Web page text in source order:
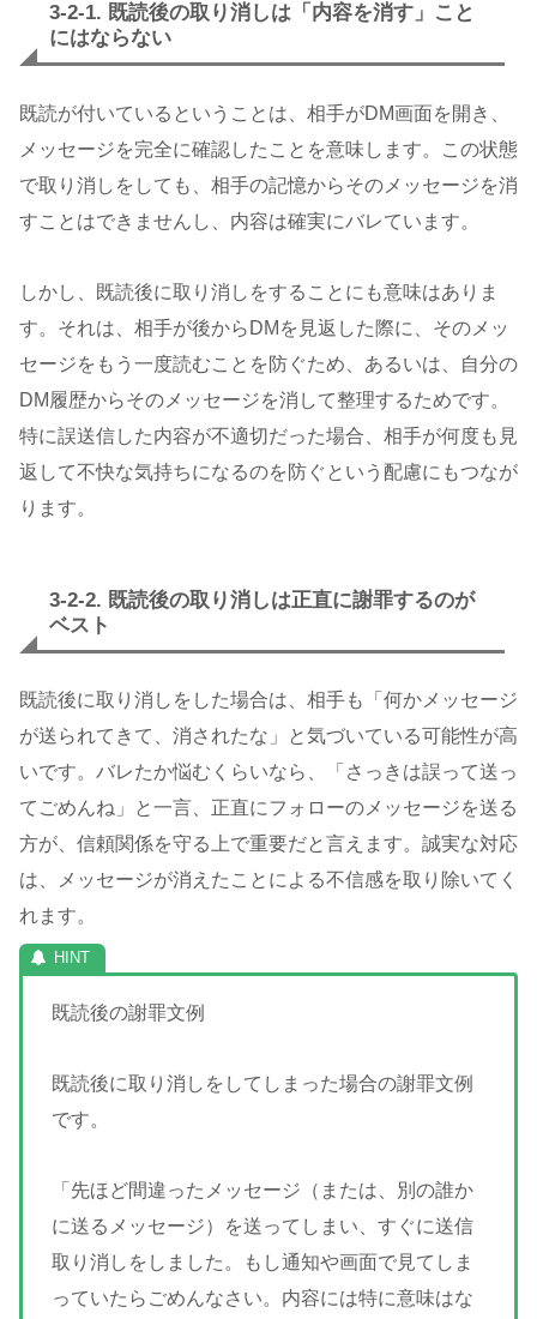
3-2-1. 既読後の取り消しは「内容を消す」こと
にはならない
既読が付いているということは、相手がDM画面を開き、
メッセージを完全に確認したことを意味します。この状態
で取り消しをしても、相手の記憶からそのメッセージを消
すことはできませんし、内容は確実にバレています。
しかし、既読後に取り消しをすることにも意味はありま
す。それは、相手が後からDMを見返した際に、そのメッ
セージをもう一度読むことを防ぐため、あるいは、自分の
DM履歴からそのメッセージを消して整理するためです。
特に誤送信した内容が不適切だった場合、相手が何度も見
返して不快な気持ちになるのを防ぐという配慮にもつなが
ります。
3-2-2. 既読後の取り消しは正直に謝罪するのが
ベスト
既読後に取り消しをした場合は、相手も「何かメッセージ
が送られてきて、消されたな」と気づいている可能性が高
いです。バレたか悩むくらいなら、「さっきは誤って送っ
てごめんね」と一言、正直にフォローのメッセージを送る
方が、信頼関係を守る上で重要だと言えます。誠実な対応
は、メッセージが消えたことによる不信感を取り除いてく
れます。
既読後の謝罪文例
既読後に取り消しをしてしまった場合の謝罪文例
です。
「先ほど間違ったメッセージ（または、別の誰か
に送るメッセージ）を送ってしまい、すぐに送信
取り消しをしました。もし通知や画面で見てしま
っていたらごめんなさい。内容には特に意味はな